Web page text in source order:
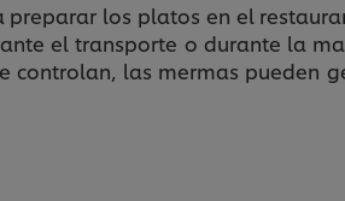
los platos en el
el transporte o durante la
las mermas pueden